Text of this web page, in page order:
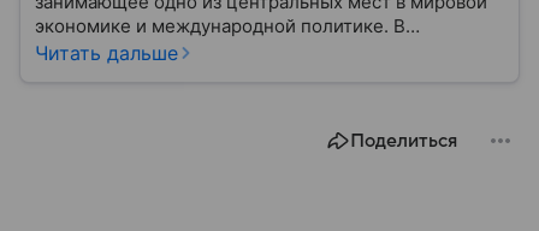
экономике и международной политике. В
материале — основные сведения об этой стране.
Читать дальше
Поделиться